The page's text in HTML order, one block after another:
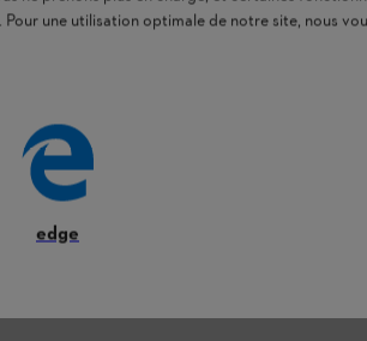
une utilisation optimale de notre site, nous
edge